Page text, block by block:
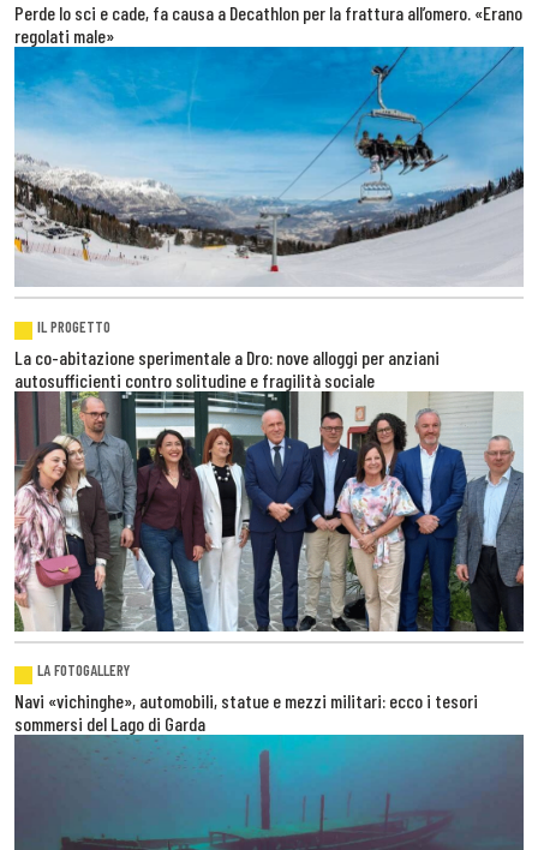
Perde lo sci e cade, fa causa a Decathlon per la frattura all’omero. «Erano
regolati male»
IL PROGETTO
La co-abitazione sperimentale a Dro: nove alloggi per anziani
autosufficienti contro solitudine e fragilità sociale
LA FOTOGALLERY
Navi «vichinghe», automobili, statue e mezzi militari: ecco i tesori
sommersi del Lago di Garda